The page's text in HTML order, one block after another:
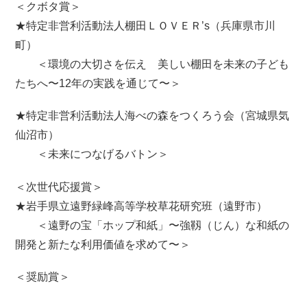
＜クボタ賞＞
★特定非営利活動法人棚田ＬＯＶＥＲ’s（兵庫県市川
町）
＜環境の大切さを伝え 美しい棚田を未来の子ども
たちへ〜12年の実践を通じて〜＞
★特定非営利活動法人海べの森をつくろう会（宮城県気
仙沼市）
＜未来につなげるバトン＞
＜次世代応援賞＞
★岩手県立遠野緑峰高等学校草花研究班（遠野市）
＜遠野の宝「ホップ和紙」〜強靱（じん）な和紙の
開発と新たな利用価値を求めて〜＞
＜奨励賞＞